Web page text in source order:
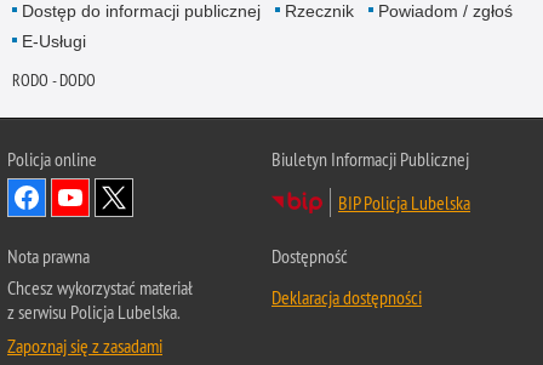
Dostęp do informacji publicznej
Rzecznik
Powiadom / zgłoś
E-Usługi
RODO - DODO
Policja online
Biuletyn Informacji Publicznej
BIP Policja Lubelska
Nota prawna
Chcesz wykorzystać materiał
z serwisu Policja Lubelska.
Zapoznaj się z zasadami
Dostępność
Deklaracja dostępności